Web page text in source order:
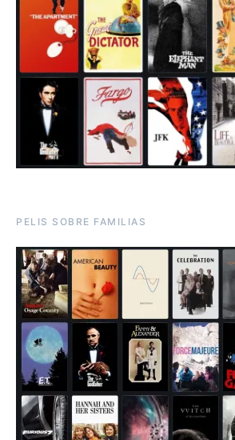
PELIS SOBRE FAMILIAS